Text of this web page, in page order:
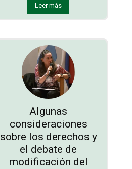
Leer más
Algunas
consideraciones
sobre los derechos y
el debate de
modificación del